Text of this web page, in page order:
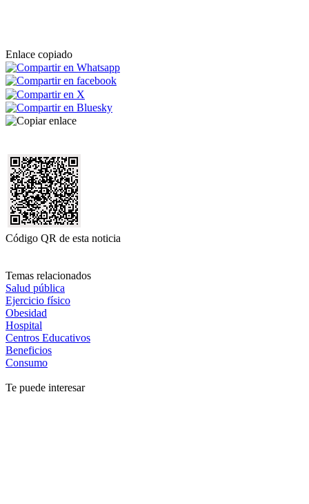
Enlace copiado
Código QR de esta noticia
Temas relacionados
Salud pública
Ejercicio físico
Obesidad
Hospital
Centros Educativos
Beneficios
Consumo
Te puede interesar